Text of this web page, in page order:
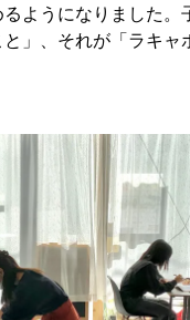
ようになりました。
と」、それが「ラキャ